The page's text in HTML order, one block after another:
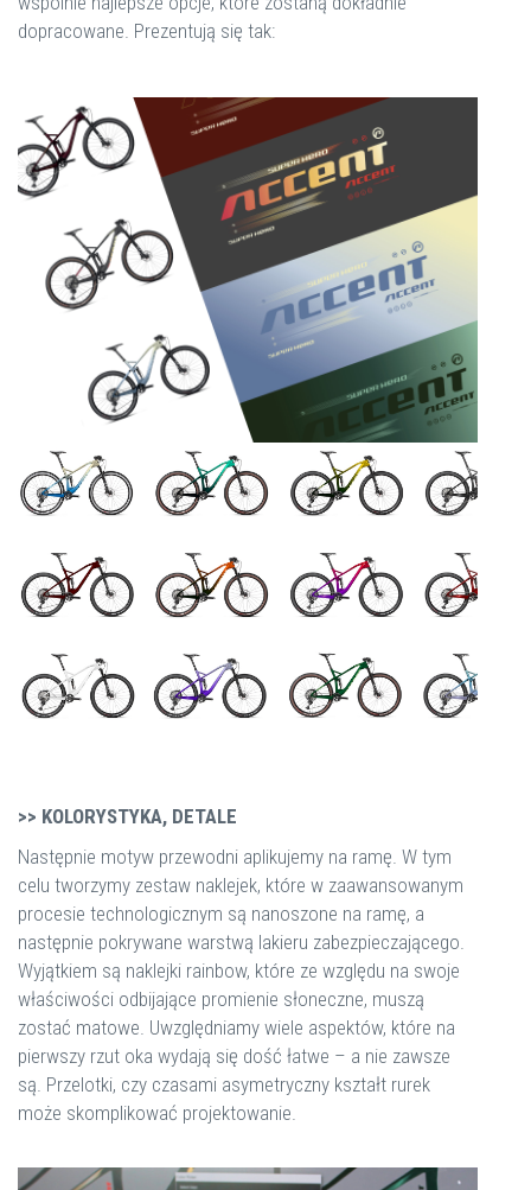
dopracowane. Prezentują się tak:
>> KOLORYSTYKA, DETALE
Następnie motyw przewodni aplikujemy na ramę. W tym
celu tworzymy zestaw naklejek, które w zaawansowanym
procesie technologicznym są nanoszone na ramę, a
następnie pokrywane warstwą lakieru zabezpieczającego.
Wyjątkiem są naklejki rainbow, które ze względu na swoje
właściwości odbijające promienie słoneczne, muszą
zostać matowe. Uwzględniamy wiele aspektów, które na
pierwszy rzut oka wydają się dość łatwe – a nie zawsze
są. Przelotki, czy czasami asymetryczny kształt rurek
może skomplikować projektowanie.